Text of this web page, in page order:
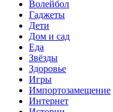
Волейбол
Гаджеты
Дети
Дом и сад
Еда
Звёзды
Здоровье
Игры
Импортозамещение
Интернет